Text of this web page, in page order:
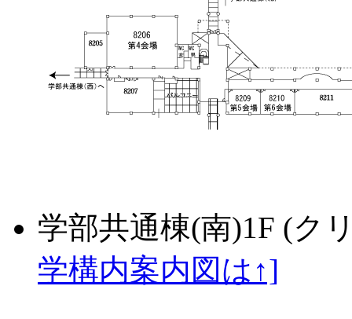
学部共通棟(南)1F (ク
学構内案内図は↑]